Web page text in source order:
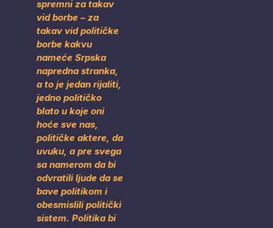
spremni za takav
vid borbe – za
takav vid političke
borbe kakvu
nameće Srpska
napredna stranka,
a to je jedan rijaliti,
jedno političko
blato u koje oni
hoće sve nas,
političke aktere, da
uvuku, a pre svega
sa namerom da bi
odvratili ljude da se
bave politikom i
obesmislili politički
sistem. Politika bi